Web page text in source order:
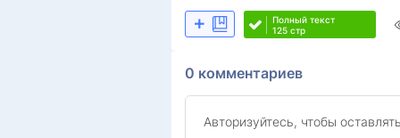
+
Полный текст
125 стр
0 комментариев
Авторизуйтесь, чтобы